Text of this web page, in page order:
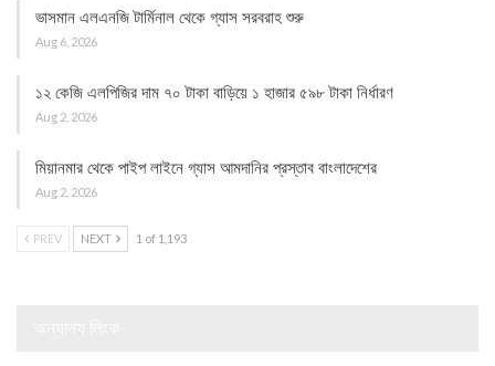
ভাসমান এলএনজি টার্মিনাল থেকে গ্যাস সরবরাহ শুরু
Aug 6, 2026
১২ কেজি এলপিজির দাম ৭০ টাকা বাড়িয়ে ১ হাজার ৫৯৮ টাকা নির্ধারণ
Aug 2, 2026
মিয়ানমার থেকে পাইপ লাইনে গ্যাস আমদানির প্রস্তাব বাংলাদেশের
Aug 2, 2026
PREV NEXT 1 of 1,193